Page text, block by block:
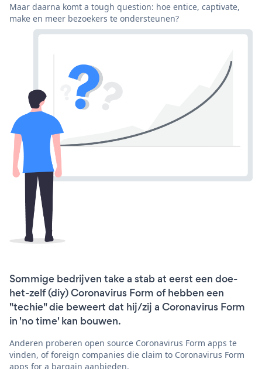
Maar daarna komt a tough question: hoe entice, captivate,
make en meer bezoekers te ondersteunen?
Sommige bedrijven take a stab at eerst een doe-
het-zelf (diy) Coronavirus Form of hebben een
"techie" die beweert dat hij/zij a Coronavirus Form
in 'no time' kan bouwen.
Anderen proberen open source Coronavirus Form apps te
vinden, of foreign companies die claim to Coronavirus Form
apps for a bargain aanbieden.